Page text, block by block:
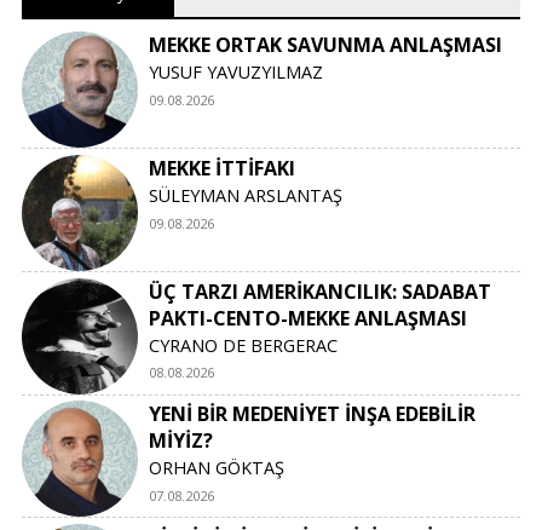
ile ahlaklanan; nezaket, merhamet ve şefkatle
maarif eden böyle insanlara ne kadar da çok
ihtiyacımız var. Evet görmek, anlamak isteyene
bundan ala keramet mi olurmuş. Teşekkürler..
MEKKE ORTAK SAVUNMA ANLAŞMASI
YUSUF YAVUZYILMAZ
09.08.2026
MEKKE İTTİFAKI
SÜLEYMAN ARSLANTAŞ
09.08.2026
ÜÇ TARZI AMERİKANCILIK: SADABAT
PAKTI-CENTO-MEKKE ANLAŞMASI
CYRANO DE BERGERAC
08.08.2026
YENİ BİR MEDENİYET İNŞA EDEBİLİR
MİYİZ?
ORHAN GÖKTAŞ
07.08.2026